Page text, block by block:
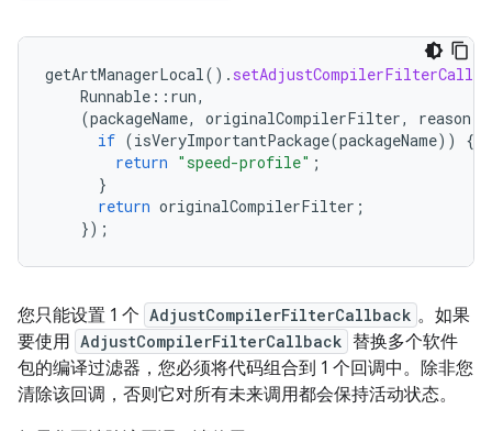
getArtManagerLocal().
Runnable :: run,
(packageName, originalCompilerFilter, reason
if (isVeryImportantPackage(packageName))
{
return "speed-profile" ;
}
return originalCompilerFilter ;
});
您只能设置 1 个 AdjustCompilerFilterCallback 。如果
要使用 AdjustCompilerFilterCallback 替换多个软件
包的编译过滤器，您必须将代码组合到 1 个回调中。除非您
清除该回调，否则它对所有未来调用都会保持活动状态。